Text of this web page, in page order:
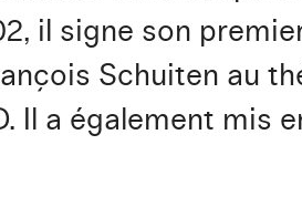
il signe son
Schuiten au
a également mis